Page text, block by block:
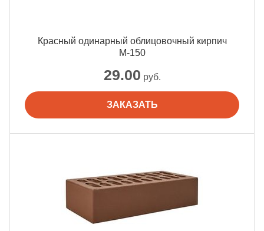
29.00 руб.
ЗАКАЗАТЬ
Красный одинарный облицовочный кирпич
М-150